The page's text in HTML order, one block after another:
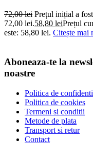
72,00lei Prețul inițial a
72,00 lei.58,80 leiPrețul
este: 58,80 lei. Citește mai
Aboneaza-te la
noastre
Politica de
Politica de cookies
Termeni si conditii
Metode de plata
Transport si retur
Contact